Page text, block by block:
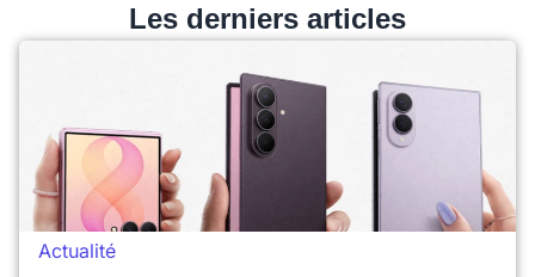
Les derniers articles
Actualité